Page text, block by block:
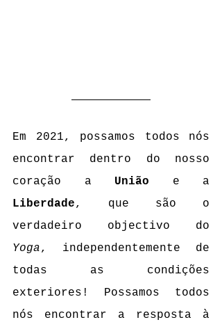
Em 2021, possamos todos nós
encontrar dentro do nosso
coração a União
Liberdade, que são o
Yoga, independentemente de
todas as condições
exteriores! Possamos todos
nós encontrar a resposta à